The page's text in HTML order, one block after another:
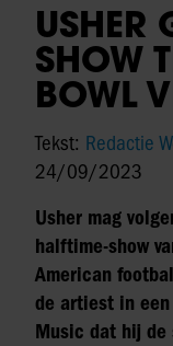
USHER
SHOW
BOWL
Tekst: Redactie
24/09/2023
Usher mag
halftime-show
American
de artiest in
Music dat hij de